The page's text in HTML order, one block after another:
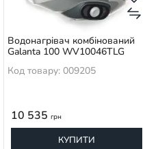
Водонагрівач комбінований
Galanta 100 WV10046TLG
Код товару: 009205
10 535 грн
КУПИТИ